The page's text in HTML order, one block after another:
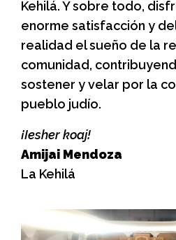
Kehilá. Y sobre todo,
enorme satisfacción y
realidad el sueño de la
comunidad,
sostener y velar por la
pueblo judío.
¡Iesher koaj!
Amijai Mendoza
La Kehilá